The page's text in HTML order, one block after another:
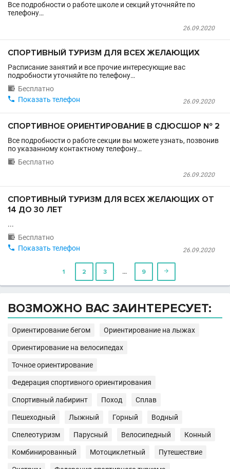
Все подробности о работе школе и секций уточняйте по
телефону…
26.09.2020
СПОРТИВНЫЙ ТУРИЗМ ДЛЯ ВСЕХ ЖЕЛАЮЩИХ
Расписание занятий и все прочие интересующие вас
подробности уточняйте по телефону…
 Бесплатно
26.09.2020
 Показать телефон
СПОРТИВНОЕ ОРИЕНТИРОВАНИЕ В СДЮСШОР № 2
Все подробности о работе секции вы можете узнать, позвонив
по указанному контактному телефону…
 Бесплатно
26.09.2020
СПОРТИВНЫЙ ТУРИЗМ ДЛЯ ВСЕХ ЖЕЛАЮЩИХ ОТ
14 ДО 30 ЛЕТ
...
 Бесплатно
26.09.2020
 Показать телефон
1 2 3 … 9 
ВОЗМОЖНО ВАС ЗАИНТЕРЕСУЕТ:
Ориентирование бегом Ориентирование на лыжах
Ориентирование на велосипедах
Точное ориентирование
Федерация спортивного ориентирования
Спортивный лабиринт Поход Сплав
Пешеходный Лыжный Горный Водный
Спелеотуризм Парусный Велосипедный Конный
Комбинированный Мотоциклетный Путешествие